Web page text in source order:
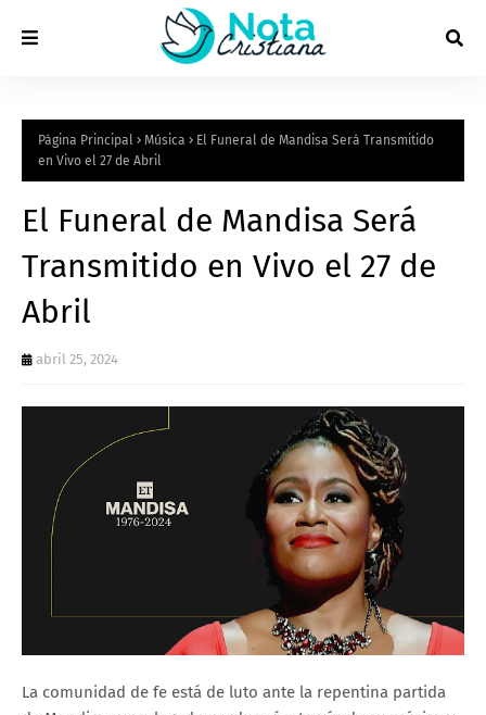
Página Principal Música
El Funeral de Mandisa Será Transmitido
en Vivo el 27 de Abril
El Funeral de Mandisa Será
Transmitido en Vivo el 27 de
Abril
abril 25, 2024
La comunidad de fe está de luto ante la repentina partida